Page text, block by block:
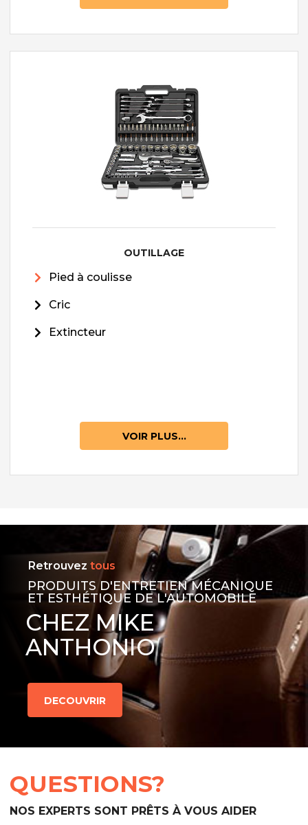
OUTILLAGE
Pied à coulisse
Cric
Extincteur
VOIR PLUS...
Retrouvez tous
PRODUITS D'ENTRETIEN MÉCANIQUE
ET ESTHÉTIQUE DE L'AUTOMOBILE
CHEZ MIKE
ANTHONIO
DECOUVRIR
QUESTIONS?
NOS EXPERTS SONT PRÊTS À VOUS AIDER